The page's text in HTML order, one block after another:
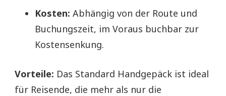
Kosten: Abhängig von der Route und
Buchungszeit, im Voraus buchbar zur
Kostensenkung.
Vorteile: Das Standard Handgepäck ist ideal
für Reisende, die mehr als nur die